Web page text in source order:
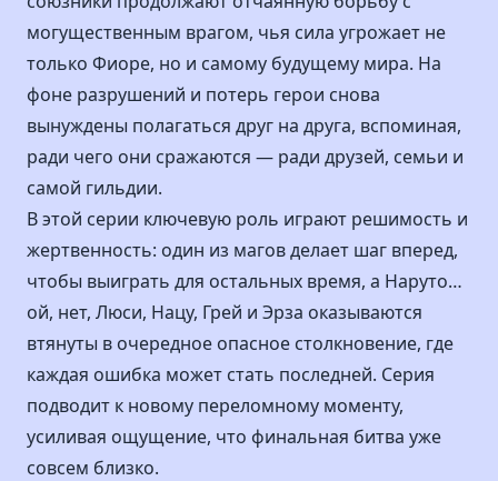
могущественным врагом, чья сила угрожает не
только Фиоре, но и самому будущему мира. На
фоне разрушений и потерь герои снова
вынуждены полагаться друг на друга, вспоминая,
ради чего они сражаются — ради друзей, семьи и
самой гильдии.
В этой серии ключевую роль играют решимость и
жертвенность: один из магов делает шаг вперед,
чтобы выиграть для остальных время, а Наруто…
ой, нет, Люси, Нацу, Грей и Эрза оказываются
втянуты в очередное опасное столкновение, где
каждая ошибка может стать последней. Серия
подводит к новому переломному моменту,
усиливая ощущение, что финальная битва уже
совсем близко.